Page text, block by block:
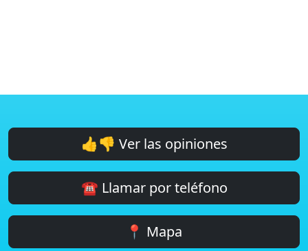
👍👎 Ver las opiniones
☎️ Llamar por teléfono
📍 Mapa